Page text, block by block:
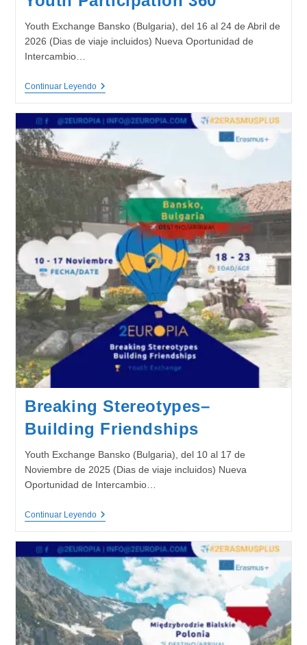
Youth Exchange Bansko (Bulgaria), del 16 al 24 de Abril de
2026 (Dias de viaje incluidos) Nueva Oportunidad de
Intercambio…
Continuar LeyendoYouth
Breaking Stereotypes–
Building Friendships
Youth Exchange Bansko (Bulgaria), del 10 al 17 de
Noviembre de 2025 (Dias de viaje incluidos) Nueva
Oportunidad de Intercambio…
Continuar LeyendoBreaking
Friendships